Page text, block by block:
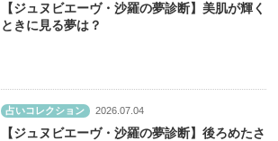
【ジュヌビエーヴ・沙羅の夢診断】美肌が輝く
ときに見る夢は？
占いコレクション 2026.07.04
【ジュヌビエーヴ・沙羅の夢診断】後ろめたさ